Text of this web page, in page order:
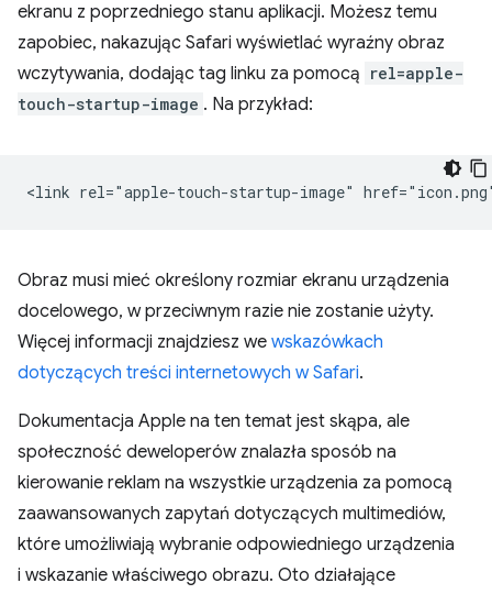
ekranu z poprzedniego stanu aplikacji. Możesz temu
zapobiec, nakazując Safari wyświetlać wyraźny obraz
wczytywania, dodając tag linku za pomocą rel=apple-
touch-startup-image . Na przykład:
Obraz musi mieć określony rozmiar ekranu urządzenia
docelowego, w przeciwnym razie nie zostanie użyty.
Więcej informacji znajdziesz we wskazówkach
dotyczących treści internetowych w Safari.
Dokumentacja Apple na ten temat jest skąpa, ale
społeczność deweloperów znalazła sposób na
kierowanie reklam na wszystkie urządzenia za pomocą
zaawansowanych zapytań dotyczących multimediów,
które umożliwiają wybranie odpowiedniego urządzenia
i wskazanie właściwego obrazu. Oto działające